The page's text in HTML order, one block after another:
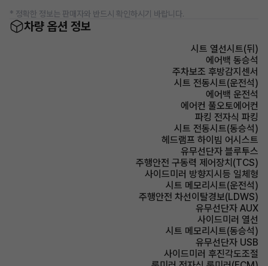
* 정확한 정보는 판매자와 반드시 확인하시기 바랍니다.
차량 옵션 정보
시트 열선시트(뒤)
에어백 동승석
주차보조 후방감지센서
시트 전동시트(운전석)
에어백 운전석
에어컨 풀오토에어컨
파킹 전자식 파킹
시트 전동시트(동승석)
헤드램프 하이빔 어시스트
유무선단자 블루투스
주행안전 구동력 제어장치(TCS)
사이드미러 방향지시등 일체형
시트 메모리시트(운전석)
주행안전 차선이탈경보(LDWS)
유무선단자 AUX
사이드미러 열선
시트 메모리시트(동승석)
유무선단자 USB
사이드미러 후진각도조절